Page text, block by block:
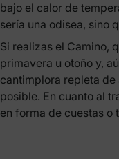
bajo el calor de
sería una odisea, sino
Si realizas el Camino,
primavera u otoño y,
cantimplora repleta
posible. En cuanto al
en forma de cuestas o